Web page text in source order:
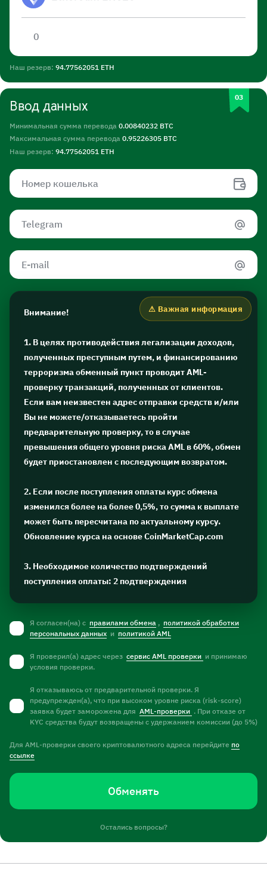
Наш резерв: 94.77562051 ETH
Ввод данных
Минимальная сумма перевода 0.00840232 BTC
Максимальная сумма перевода 0.95226305 BTC
Наш резерв: 94.77562051 ETH
Внимание!
1. В целях противодействия легализации доходов,
полученных преступным путем, и финансированию
терроризма обменный пункт проводит AML-
проверку транзакций, полученных от клиентов.
Если вам неизвестен адрес отправки средств и/или
Вы не можете/отказываетесь пройти
предварительную проверку, то в случае
превышения общего уровня риска AML в 60%, обмен
будет приостановлен с последующим возвратом.
2. Если после поступления оплаты курс обмена
изменился более на более 0,5%, то сумма к выплате
может быть пересчитана по актуальному курсу.
Обновление курса на основе CoinMarketCap.com
3. Необходимое количество подтверждений
поступления оплаты: 2 подтверждения
Я согласен(на) с правилами обмена , политикой обработки
персональных данных и политикой AML
Я проверил(а) адрес через сервис AML проверки и принимаю
условия проверки.
Я отказываюсь от предварительной проверки. Я
предупрежден(а), что при высоком уровне риска (risk-score)
заявка будет заморожена для AML-проверки . При отказе от
KYC средства будут возвращены с удержанием комиссии (до 5%)
Для AML-проверки своего криптовалютного адреса перейдите по
ссылке
Обменять
Остались вопросы?